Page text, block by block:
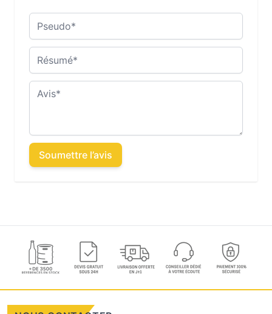
Pseudo
Résumé
Avis
Soumettre l’avis